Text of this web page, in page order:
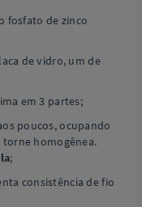
fosfato de zinco
de vidro, um de
em 3 partes;
poucos, ocupando
torne homogênea.
;
consistência de fio